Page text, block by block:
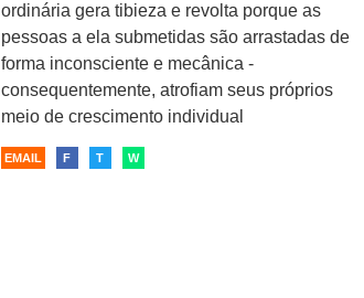
ordinária gera tibieza e revolta porque as
pessoas a ela submetidas são arrastadas de
forma inconsciente e mecânica -
consequentemente, atrofiam seus próprios
meio de crescimento individual
EMAIL F T W